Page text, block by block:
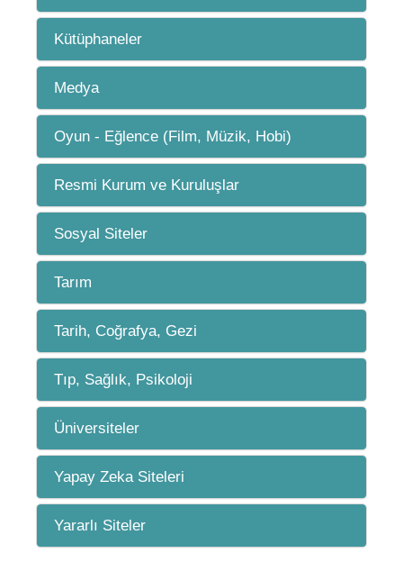
Kütüphaneler
Medya
Oyun - Eğlence (Film, Müzik, Hobi)
Resmi Kurum ve Kuruluşlar
Sosyal Siteler
Tarım
Tarih, Coğrafya, Gezi
Tıp, Sağlık, Psikoloji
Üniversiteler
Yapay Zeka Siteleri
Yararlı Siteler